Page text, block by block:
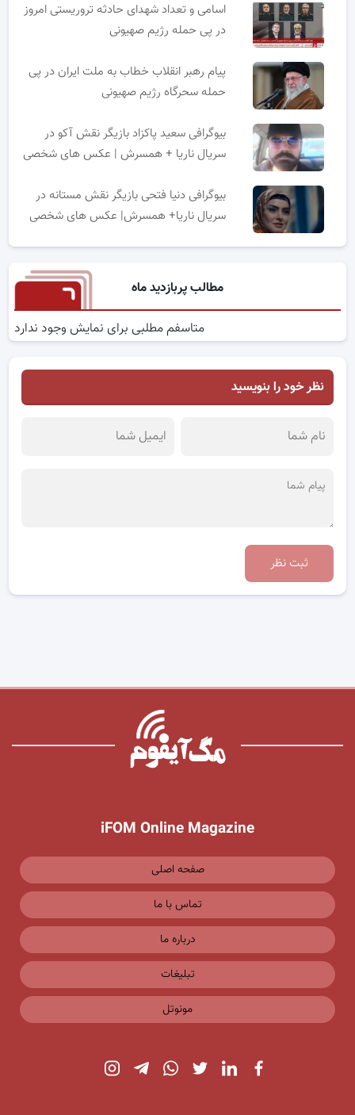
اسامی و تعداد شهدای حادثه تروریستی امروز
در پی حمله رژیم صهیونی
پیام رهبر انقلاب خطاب به ملت ایران در پی
حمله سحرگاه رژیم صهیونی
بیوگرافی سعید پاکزاد بازیگر نقش آکو در
سریال ناریا + همسرش | عکس های شخصی
بیوگرافی دنیا فتحی بازیگر نقش مستانه در
سریال ناریا+ همسرش| عکس های شخصی
مطالب پربازدید ماه
متاسفم مطلبی برای نمایش وجود ندارد
نظر خود را بنویسید
ثبت نظر
iFOM Online Magazine
صفحه اصلی
تماس با ما
درباره ما
تبلیغات
مونوتل